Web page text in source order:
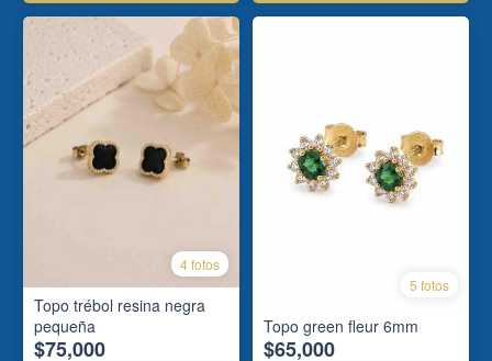
4 fotos
Topo trébol resina negra
pequeña
$75,000
5 fotos
Topo green fleur 6mm
$65,000